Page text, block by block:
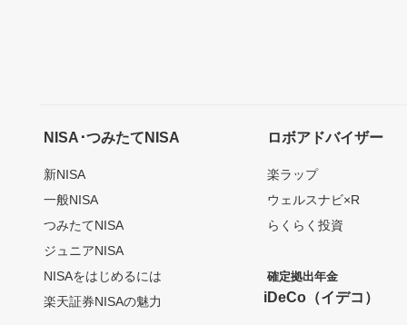
NISA･つみたてNISA
新NISA
一般NISA
つみたてNISA
ジュニアNISA
NISAをはじめるには
楽天証券NISAの魅力
ロボアドバイザー
楽ラップ
ウェルスナビ×R
らくらく投資
確定拠出年金
iDeCo（イデコ）